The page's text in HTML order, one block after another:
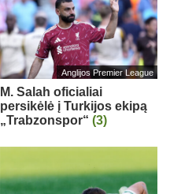
Anglijos Premier League
M. Salah oficialiai
persikėlė į Turkijos ekipą
„Trabzonspor“ (3)